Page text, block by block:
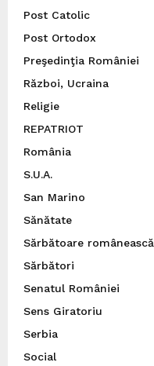
Post Catolic
Post Ortodox
Preşedinţia României
Război, Ucraina
Religie
REPATRIOT
România
S.U.A.
San Marino
Sănătate
Sărbătoare românească
Sărbători
Senatul României
Sens Giratoriu
Serbia
Social